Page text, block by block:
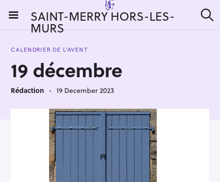
i
SAINT-MERRY HORS-LES-
MURS e
CALENDRIER DE L'AVENT
19 décembre
Rédaction 19 December 2023